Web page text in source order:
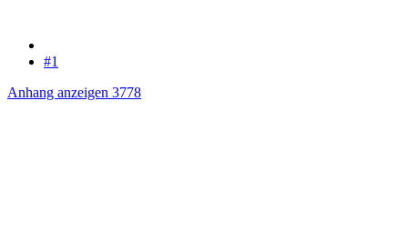
#1
Anhang anzeigen 3778